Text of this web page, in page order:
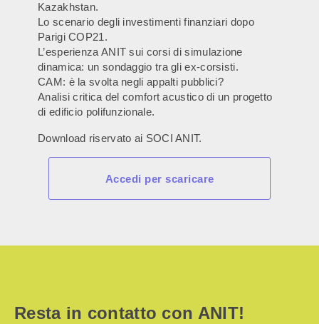
Kazakhstan.
Lo scenario degli investimenti finanziari dopo
Parigi COP21.
L’esperienza ANIT sui corsi di simulazione
dinamica: un sondaggio tra gli ex-corsisti.
CAM: è la svolta negli appalti pubblici?
Analisi critica del comfort acustico di un progetto
di edificio polifunzionale.
Download riservato ai SOCI ANIT.
Accedi per scaricare
Resta in contatto con ANIT!